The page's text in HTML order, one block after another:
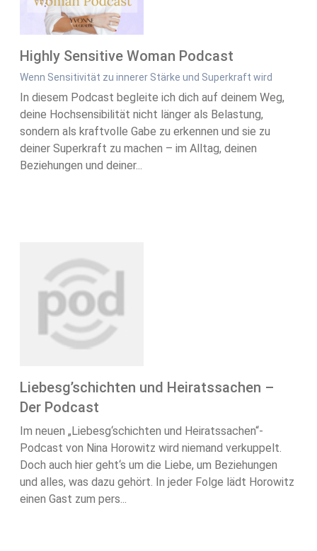
Highly Sensitive Woman Podcast
Wenn Sensitivität zu innerer Stärke und Superkraft wird
In diesem Podcast begleite ich dich auf deinem Weg,
deine Hochsensibilität nicht länger als Belastung,
sondern als kraftvolle Gabe zu erkennen und sie zu
deiner Superkraft zu machen – im Alltag, deinen
Beziehungen und deiner...
Liebesg’schichten und Heiratssachen –
Der Podcast
Im neuen „Liebesg‘schichten und Heiratssachen“-
Podcast von Nina Horowitz wird niemand verkuppelt.
Doch auch hier geht‘s um die Liebe, um Beziehungen
und alles, was dazu gehört. In jeder Folge lädt Horowitz
einen Gast zum pers...